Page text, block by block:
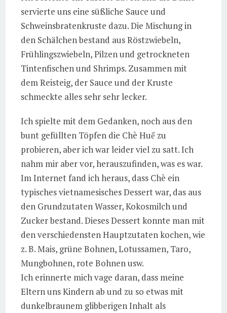
servierte uns eine süßliche Sauce und
Schweinsbratenkruste dazu. Die Mischung in
den Schälchen bestand aus Röstzwiebeln,
Frühlingszwiebeln, Pilzen und getrockneten
Tintenfischen und Shrimps. Zusammen mit
dem Reisteig, der Sauce und der Kruste
schmeckte alles sehr sehr lecker.
Ich spielte mit dem Gedanken, noch aus den
bunt gefüllten Töpfen die Chè Huế zu
probieren, aber ich war leider viel zu satt. Ich
nahm mir aber vor, herauszufinden, was es war.
Im Internet fand ich heraus, dass Chè ein
typisches vietnamesisches Dessert war, das aus
den Grundzutaten Wasser, Kokosmilch und
Zucker bestand. Dieses Dessert konnte man mit
den verschiedensten Hauptzutaten kochen, wie
z. B. Mais, grüne Bohnen, Lotussamen, Taro,
Mungbohnen, rote Bohnen usw.
Ich erinnerte mich vage daran, dass meine
Eltern uns Kindern ab und zu so etwas mit
dunkelbraunem glibberigen Inhalt als